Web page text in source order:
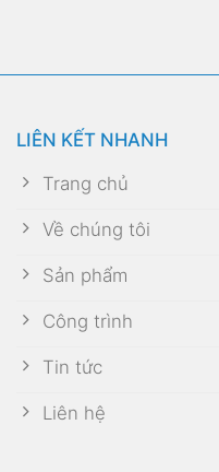
LIÊN KẾT NHANH
Trang chủ
Về chúng tôi
Sản phẩm
Công trình
Tin tức
Liên hệ